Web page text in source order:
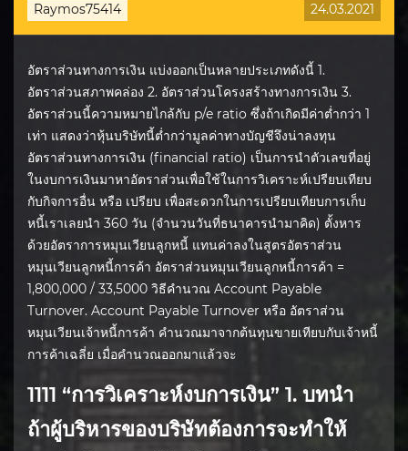
Raymos75414 24.03.2021
อัตราส่วนทางการเงิน แบ่งออกเป็นหลายประเภทดังนี้ 1.
อัตราส่วนสภาพคล่อง 2. อัตราส่วนโครงสร้างทางการเงิน 3.
อัตราส่วนนี้ความหมายไกล้กับ p/e ratio ซึ่งถ้าเกิดมีค่าต่ำกว่า 1
เท่า แสดงว่าหุ้นบริษัทนี้ต่ำกว่ามูลค่าทางบัญชีจึงน่าลงทุน
อัตราส่วนทางการเงิน (financial ratio) เป็นการนำตัวเลขที่อยู่
ในงบการเงินมาหาอัตราส่วนเพื่อใช้ในการวิเคราะห์เปรียบเทียบ
กับกิจการอื่น หรือ เปรียบ เพื่อสะดวกในการเปรียบเทียบการเก็บ
หนี้เราเลยนำ 360 วัน (จำนวนวันที่ธนาคารนำมาคิด) ตั้งหาร
ด้วยอัตราการหมุนเวียนลูกหนี้ แทนค่าลงในสูตรอัตราส่วน
หมุนเวียนลูกหนี้การค้า อัตราส่วนหมุนเวียนลูกหนี้การค้า =
1,800,000 / 33,5000 วิธีคำนวณ Account Payable
Turnover. Account Payable Turnover หรือ อัตราส่วน
หมุนเวียนเจ้าหนี้การค้า คำนวณมาจากต้นทุนขายเทียบกับเจ้าหนี้
การค้าเฉลี่ย เมื่อคำนวณออกมาแล้วจะ
1111 “การวิเคราะห์งบการเงิน” 1. บทนํา
ถ้าผู้บริหารของบริษัทต้องการจะทําให้